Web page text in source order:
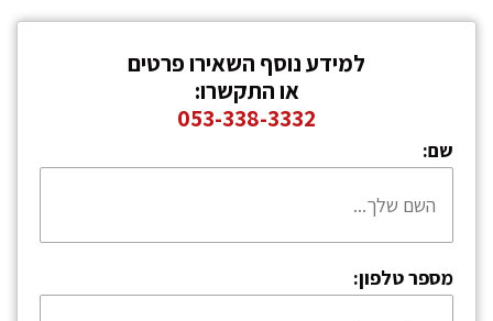
למידע נוסף השאירו פרטים
או התקשרו:
053-338-3332
שם:
מספר טלפון: